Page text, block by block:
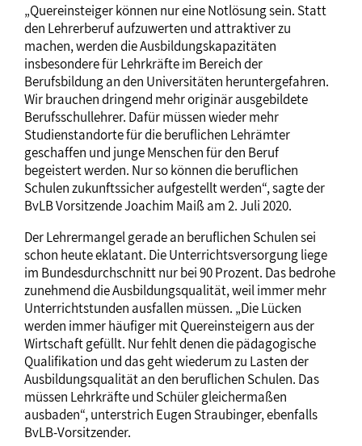
„Quereinsteiger können nur eine Notlösung sein. Statt
den Lehrerberuf aufzuwerten und attraktiver zu
machen, werden die Ausbildungskapazitäten
insbesondere für Lehrkräfte im Bereich der
Berufsbildung an den Universitäten heruntergefahren.
Wir brauchen dringend mehr originär ausgebildete
Berufsschullehrer. Dafür müssen wieder mehr
Studienstandorte für die beruflichen Lehrämter
geschaffen und junge Menschen für den Beruf
begeistert werden. Nur so können die beruflichen
Schulen zukunftssicher aufgestellt werden“, sagte der
BvLB Vorsitzende Joachim Maiß am 2. Juli 2020.
Der Lehrermangel gerade an beruflichen Schulen sei
schon heute eklatant. Die Unterrichtsversorgung liege
im Bundesdurchschnitt nur bei 90 Prozent. Das bedrohe
zunehmend die Ausbildungsqualität, weil immer mehr
Unterrichtstunden ausfallen müssen. „Die Lücken
werden immer häufiger mit Quereinsteigern aus der
Wirtschaft gefüllt. Nur fehlt denen die pädagogische
Qualifikation und das geht wiederum zu Lasten der
Ausbildungsqualität an den beruflichen Schulen. Das
müssen Lehrkräfte und Schüler gleichermaßen
ausbaden“, unterstrich Eugen Straubinger, ebenfalls
BvLB-Vorsitzender.